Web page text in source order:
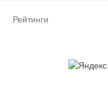
Рейтинги